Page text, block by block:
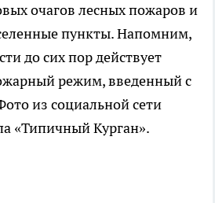
очагов лесных пожаров и
пункты. Напомним,
до сих пор действует
режим, введенный с
из социальной сети
«Типичный Курган».